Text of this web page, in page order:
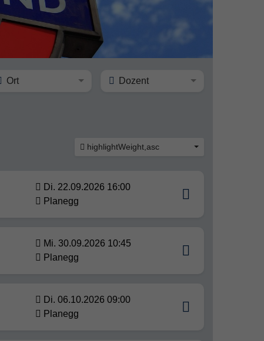
Ort Dozent
highlightWeight,asc
Di. 22.09.2026 16:00
Planegg
Mi. 30.09.2026 10:45
Planegg
Di. 06.10.2026 09:00
Planegg